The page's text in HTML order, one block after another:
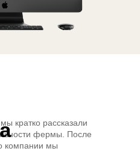
кратко рассказали
фермы. После
компании мы